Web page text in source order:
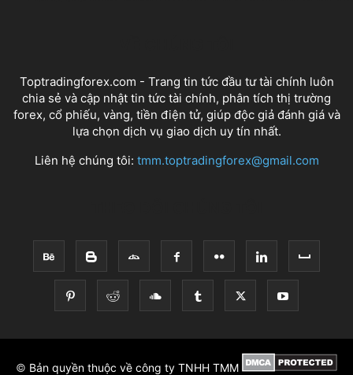
Toptradingforex.com - Trang tin tức đầu tư tài chính luôn
chia sẻ và cập nhật tin tức tài chính, phân tích thị trường
forex, cổ phiếu, vàng, tiền điện tử, giúp độc giả đánh giá và
lựa chọn dịch vụ giao dịch uy tín nhất.
Liên hệ chúng tôi: tmm.toptradingforex@gmail.com
© Bản quyền thuộc về công ty TNHH TMM